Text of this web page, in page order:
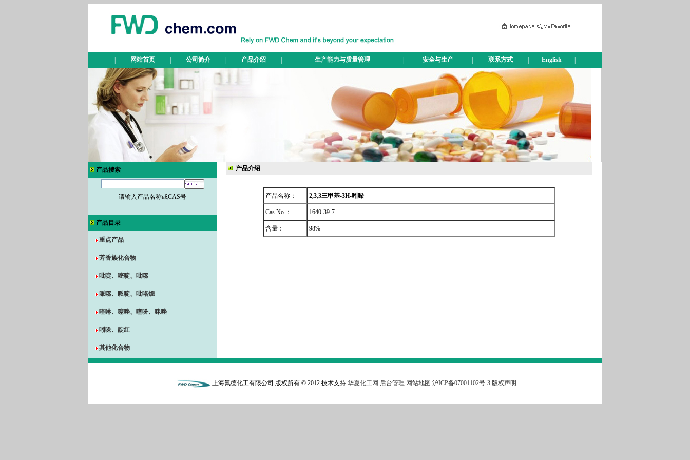
网站首页 公司简介 产品介绍 生产能力与质量管理 安全与生产 联系方式 English
产品搜索
请输入产品名称或CAS号
产品目录
重点产品
芳香族化合物
吡啶、嘧啶、吡嗪
哌嗪、哌啶、吡咯烷
喹啉、噻唑、噻吩、咪唑
吲哚、靛红
其他化合物
产品介绍
产品名称： 2,3,3三甲基-3H-吲哚
Cas No.： 1640-39-7
含量： 98%
上海氟德化工有限公司 版权所有 © 2012 技术支持 华夏化工网 后台管理 网站地图 沪ICP备07001102号-3 版权声明